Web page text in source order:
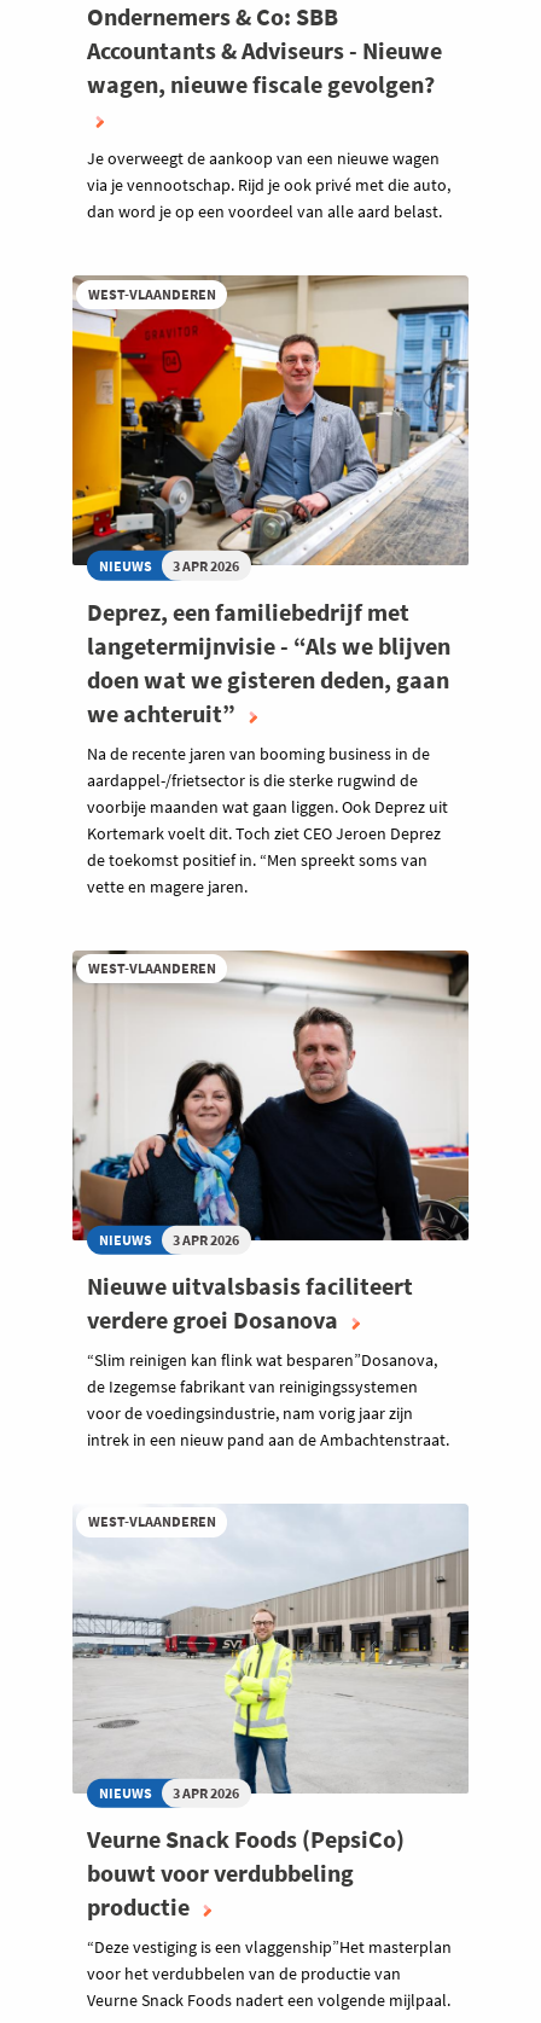
Ondernemers & Co: SBB
Accountants & Adviseurs - Nieuwe
wagen, nieuwe fiscale gevolgen?
Je overweegt de aankoop van een nieuwe wagen
via je vennootschap. Rijd je ook privé met die auto,
dan word je op een voordeel van alle aard belast.
WEST-VLAANDEREN
NIEUWS 3 APR 2026
Deprez, een familiebedrijf met
langetermijnvisie - “Als we blijven
doen wat we gisteren deden, gaan
we achteruit”
Na de recente jaren van booming business in de
aardappel-/frietsector is die sterke rugwind de
voorbije maanden wat gaan liggen. Ook Deprez uit
Kortemark voelt dit. Toch ziet CEO Jeroen Deprez
de toekomst positief in. “Men spreekt soms van
vette en magere jaren.
WEST-VLAANDEREN
NIEUWS 3 APR 2026
Nieuwe uitvalsbasis faciliteert
verdere groei Dosanova
“Slim reinigen kan flink wat besparen”Dosanova,
de Izegemse fabrikant van reinigingssystemen
voor de voedingsindustrie, nam vorig jaar zijn
intrek in een nieuw pand aan de Ambachtenstraat.
WEST-VLAANDEREN
NIEUWS 3 APR 2026
Veurne Snack Foods (PepsiCo)
bouwt voor verdubbeling
productie
“Deze vestiging is een vlaggenship”Het masterplan
voor het verdubbelen van de productie van
Veurne Snack Foods nadert een volgende mijlpaal.